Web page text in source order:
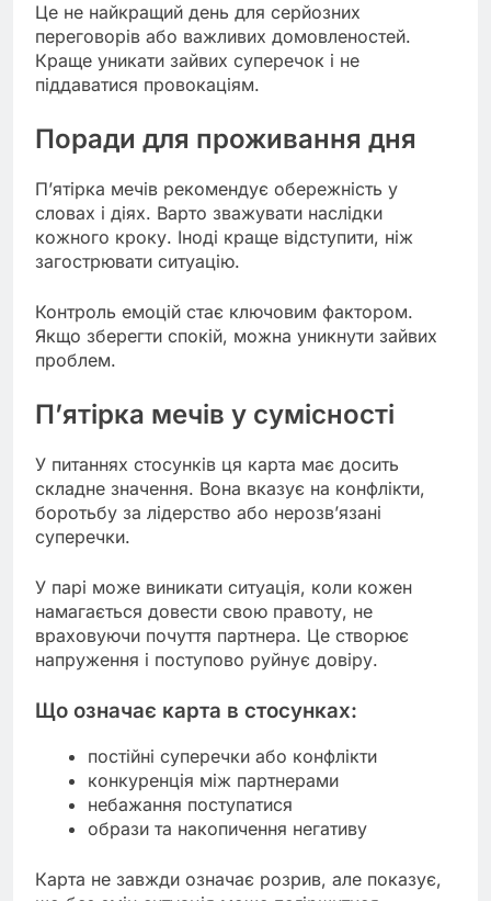
Це не найкращий день для серйозних
переговорів або важливих домовленостей.
Краще уникати зайвих суперечок і не
піддаватися провокаціям.
Поради для проживання дня
П’ятірка мечів рекомендує обережність у
словах і діях. Варто зважувати наслідки
кожного кроку. Іноді краще відступити, ніж
загострювати ситуацію.
Контроль емоцій стає ключовим фактором.
Якщо зберегти спокій, можна уникнути зайвих
проблем.
П’ятірка мечів у сумісності
У питаннях стосунків ця карта має досить
складне значення. Вона вказує на конфлікти,
боротьбу за лідерство або нерозв’язані
суперечки.
У парі може виникати ситуація, коли кожен
намагається довести свою правоту, не
враховуючи почуття партнера. Це створює
напруження і поступово руйнує довіру.
Що означає карта в стосунках:
постійні суперечки або конфлікти
конкуренція між партнерами
небажання поступатися
образи та накопичення негативу
Карта не завжди означає розрив, але показує,